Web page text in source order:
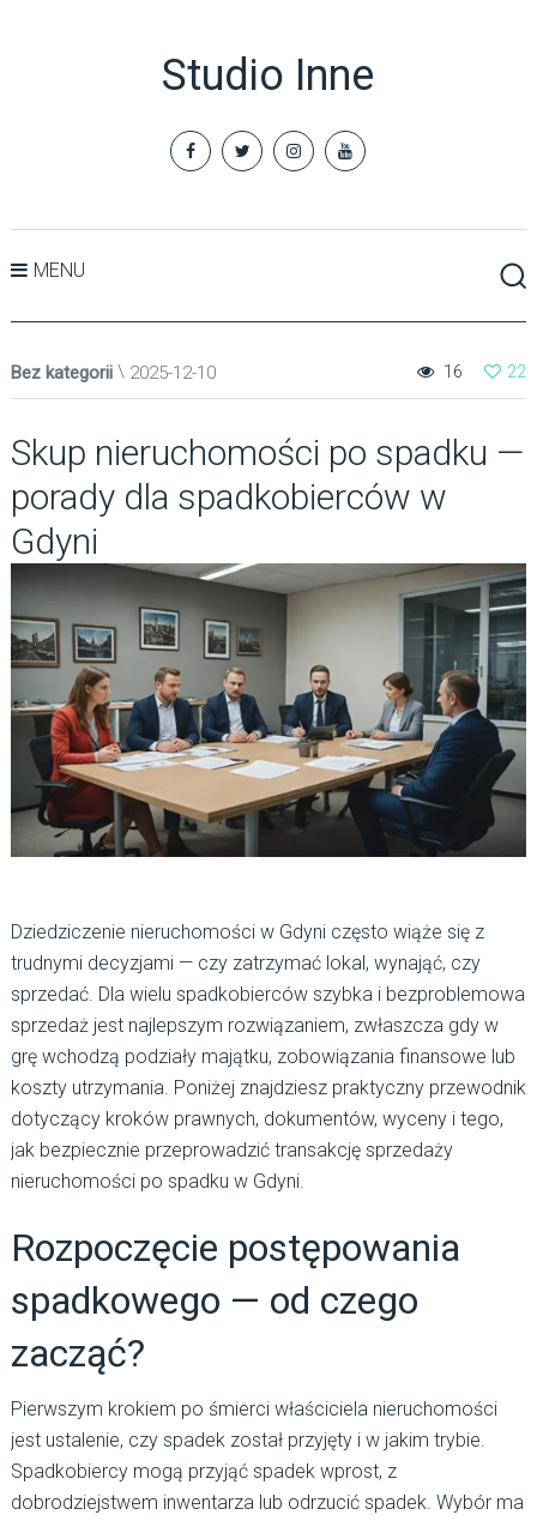
Studio Inne
MENU
Bez kategorii 2025-12-10 22
16
Skup nieruchomości po spadku —
porady dla spadkobierców w
Gdyni
Dziedziczenie nieruchomości w Gdyni często wiąże się z
trudnymi decyzjami — czy zatrzymać lokal, wynająć, czy
sprzedać. Dla wielu spadkobierców szybka i bezproblemowa
sprzedaż jest najlepszym rozwiązaniem, zwłaszcza gdy w
grę wchodzą podziały majątku, zobowiązania finansowe lub
koszty utrzymania. Poniżej znajdziesz praktyczny przewodnik
dotyczący kroków prawnych, dokumentów, wyceny i tego,
jak bezpiecznie przeprowadzić transakcję sprzedaży
nieruchomości po spadku w Gdyni.
Rozpoczęcie postępowania
spadkowego — od czego
zacząć?
Pierwszym krokiem po śmierci właściciela nieruchomości
jest ustalenie, czy spadek został przyjęty i w jakim trybie.
Spadkobiercy mogą przyjąć spadek wprost, z
dobrodziejstwem inwentarza lub odrzucić spadek. Wybór ma